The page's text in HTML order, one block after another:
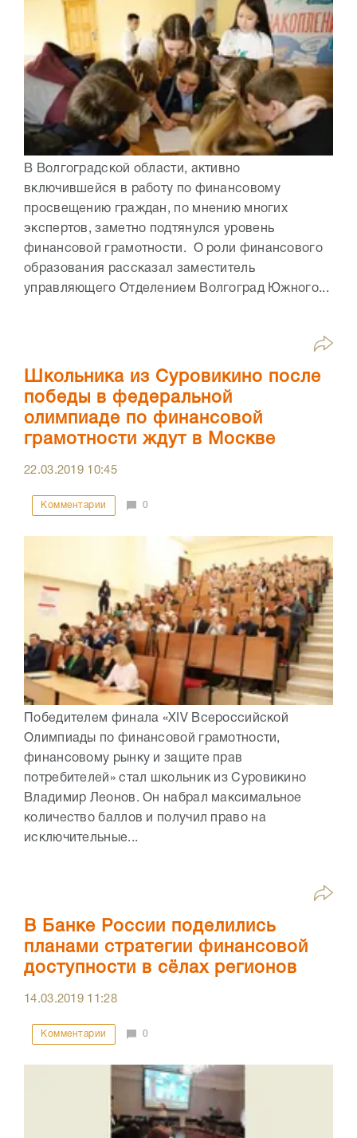
В Волгоградской области, активно
включившейся в работу по финансовому
просвещению граждан, по мнению многих
экспертов, заметно подтянулся уровень
финансовой грамотности. О роли финансового
образования рассказал заместитель
управляющего Отделением Волгоград Южного...
Школьника из Суровикино после
победы в федеральной
олимпиаде по финансовой
грамотности ждут в Москве
22.03.2019 10:45
Комментарии 0
Победителем финала «XIV Всероссийской
Олимпиады по финансовой грамотности,
финансовому рынку и защите прав
потребителей» стал школьник из Суровикино
Владимир Леонов. Он набрал максимальное
количество баллов и получил право на
исключительные...
В Банке России поделились
планами стратегии финансовой
доступности в сёлах регионов
14.03.2019 11:28
Комментарии 0